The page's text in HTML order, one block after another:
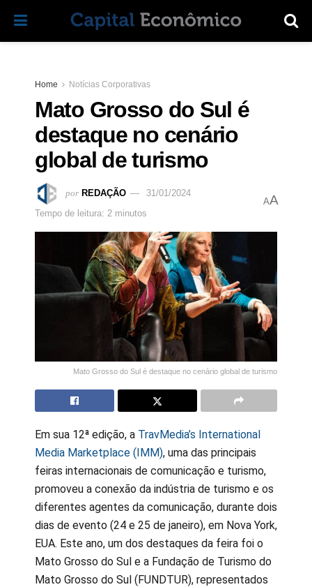
Home Notícias Corporativas
Mato Grosso do Sul é
destaque no cenário
global de turismo
por REDAÇÃO
31/01/2024
Tempo de leitura: 2 minutos
AA
Mato Grosso do Sul é destaque no cenário global de turismo
Em sua 12ª edição, a TravMedia’s International
Media Marketplace (IMM), uma das principais
feiras internacionais de comunicação e turismo,
promoveu a conexão da indústria de turismo e os
diferentes agentes da comunicação, durante dois
dias de evento (24 e 25 de janeiro), em Nova York,
EUA. Este ano, um dos destaques da feira foi o
Mato Grosso do Sul e a Fundação de Turismo do
Mato Grosso do Sul (FUNDTUR), representados